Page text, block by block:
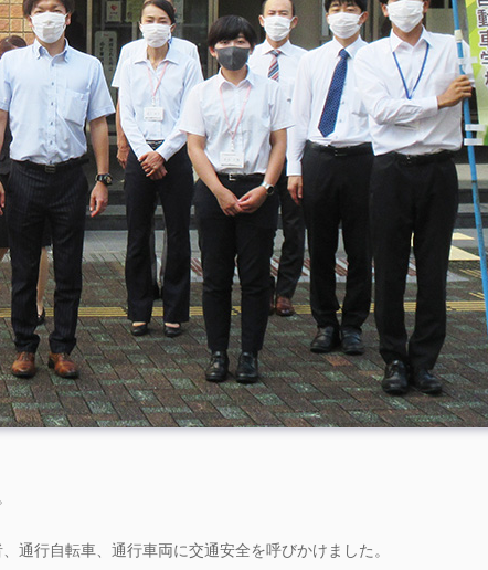
通行自転車、通行車両に交通安全を呼びかけました。